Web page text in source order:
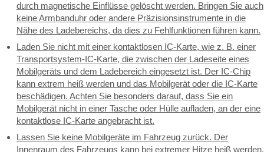
durch magnetische Einflüsse gelöscht werden. Bringen Sie auch
keine Armbanduhr oder andere Präzisionsinstrumente in die
Nähe des Ladebereichs, da dies zu Fehlfunktionen führen kann.
Laden Sie nicht mit einer kontaktlosen IC-Karte, wie z. B. einer
Transportsystem-IC-Karte, die zwischen der Ladeseite eines
Mobilgeräts und dem Ladebereich eingesetzt ist. Der IC-Chip
kann extrem heiß werden und das Mobilgerät oder die IC-Karte
beschädigen. Achten Sie besonders darauf, dass Sie ein
Mobilgerät nicht in einer Tasche oder Hülle aufladen, an der eine
kontaktlose IC-Karte angebracht ist.
Lassen Sie keine Mobilgeräte im Fahrzeug zurück. Der
Innenraum des Fahrzeugs kann bei extremer Hitze heiß werden,